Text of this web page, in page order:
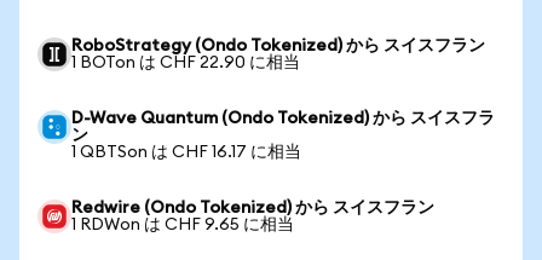
RoboStrategy (Ondo Tokenized) から スイスフラン
1 BOTon は CHF 22.90 に相当
D-Wave Quantum (Ondo Tokenized) から スイスフラ
ン
1 QBTSon は CHF 16.17 に相当
Redwire (Ondo Tokenized) から スイスフラン
1 RDWon は CHF 9.65 に相当